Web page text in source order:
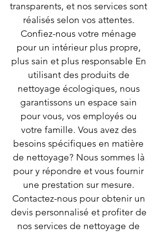
transparents, et nos services sont
réalisés selon vos attentes.
Confiez-nous votre ménage
pour un intérieur plus propre,
plus sain et plus responsable En
utilisant des produits de
nettoyage écologiques, nous
garantissons un espace sain
pour vous, vos employés ou
votre famille. Vous avez des
besoins spécifiques en matière
de nettoyage? Nous sommes là
pour y répondre et vous fournir
une prestation sur mesure.
Contactez-nous pour obtenir un
devis personnalisé et profiter de
nos services de nettoyage de